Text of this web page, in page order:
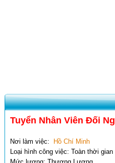
Tuyển Nhân Viên Đối
Nơi làm việc:
Hồ Chí Minh
Loại hình công việc: Toàn thời gian